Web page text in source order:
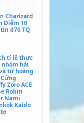
Charizard
Điểm 10
d70 TQ
tỉ lệ thực
hải
tứ hoàng
Zoro ACE
Robin
Nami
Kaido